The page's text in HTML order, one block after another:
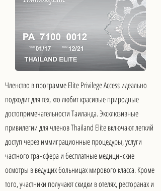
Членство в программе Elite Privilege Access идеально
подходит для тех, кто любит красивые природные
достопримечательности Таиланда. Эксклюзивные
привилегии для членов Thailand Elite включают легкий
доступ через иммиграционные процедуры, услуги
частного трансфера и бесплатные медицинские
осмотры в ведущих больницах мирового класса. Кроме
того, участники получают скидки в отелях, ресторанах и